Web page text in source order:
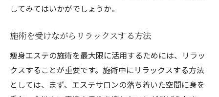
してみてはいかがでしょうか。
施術を受けながらリラックスする方法
痩身エステの施術を最大限に活用するためには、リラッ
クスすることが重要です。施術中にリラックスする方法
としては、まず、エステサロンの落ち着いた空間に身を